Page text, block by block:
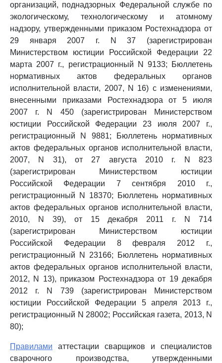
организаций, поднадзорных Федеральной службе по
экологическому, технологическому и атомному
надзору, утвержденными приказом Ростехнадзора от
29 января 2007 г. N 37 (зарегистрирован
Министерством юстиции Российской Федерации 22
марта 2007 г., регистрационный N 9133; Бюллетень
нормативных актов федеральных органов
исполнительной власти, 2007, N 16) с изменениями,
внесенными приказами Ростехнадзора от 5 июля
2007 г. N 450 (зарегистрирован Министерством
юстиции Российской Федерации 23 июля 2007 г.,
регистрационный N 9881; Бюллетень нормативных
актов федеральных органов исполнительной власти,
2007, N 31), от 27 августа 2010 г. N 823
(зарегистрирован Министерством юстиции
Российской Федерации 7 сентября 2010 г.,
регистрационный N 18370; Бюллетень нормативных
актов федеральных органов исполнительной власти,
2010, N 39), от 15 декабря 2011 г. N 714
(зарегистрирован Министерством юстиции
Российской Федерации 8 февраля 2012 г.,
регистрационный N 23166; Бюллетень нормативных
актов федеральных органов исполнительной власти,
2012, N 13), приказом Ростехнадзора от 19 декабря
2012 г. N 739 (зарегистрирован Министерством
юстиции Российской Федерации 5 апреля 2013 г.,
регистрационный N 28002; Российская газета, 2013, N
80);
Правилами аттестации сварщиков и специалистов
сварочного производства, утвержденными